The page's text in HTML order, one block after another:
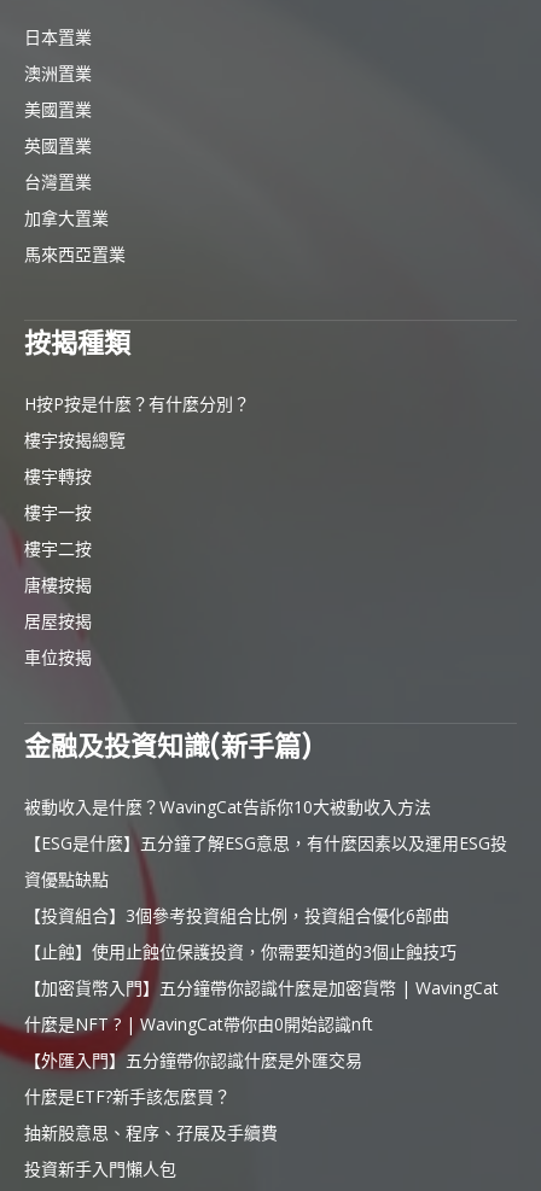
日本置業
澳洲置業
美國置業
英國置業
台灣置業
加拿大置業
馬來西亞置業
按揭種類
H按P按是什麼？有什麼分別？
樓宇按揭總覽
樓宇轉按
樓宇一按
樓宇二按
唐樓按揭
居屋按揭
車位按揭
金融及投資知識(新手篇)
被動收入是什麼？WavingCat告訴你10大被動收入方法
【ESG是什麼】五分鐘了解ESG意思，有什麼因素以及運用ESG投
資優點缺點
【投資組合】3個參考投資組合比例，投資組合優化6部曲
【止蝕】使用止蝕位保護投資，你需要知道的3個止蝕技巧
【加密貨幣入門】五分鐘帶你認識什麼是加密貨幣 | WavingCat
什麼是NFT ? | WavingCat帶你由0開始認識nft
【外匯入門】五分鐘帶你認識什麼是外匯交易
什麼是ETF?新手該怎麼買？
抽新股意思、程序、孖展及手續費
投資新手入門懶人包